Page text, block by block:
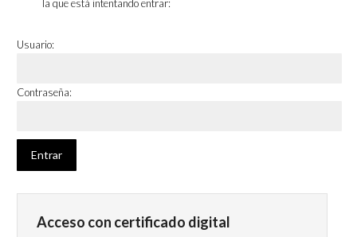
la que está intentando entrar:
Usuario:
Contraseña:
Acceso con certificado digital